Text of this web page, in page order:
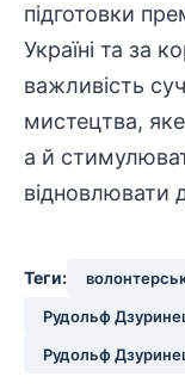
підготовки
Україні та за
важливість
мистецтва,
а й
відновлювати
Теги:
Рудольф
Рудольф